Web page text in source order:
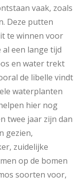
vaak, zoals
Deze putten
te winnen voor
een lange tijd
en water trekt
de libelle vindt
waterplanten
hier nog
twee jaar zijn dan
gezien,
zuidelijke
op de bomen
soorten voor,